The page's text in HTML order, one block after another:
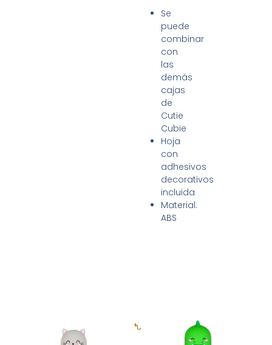
Se
puede
combinar
con
las
demás
cajas
de
Cutie
Cubie
Hoja
con
adhesivos
decorativos
incluida
Material:
ABS
Productos relacionados